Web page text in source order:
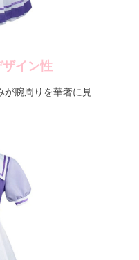
イン性
が腕周りを華奢に見